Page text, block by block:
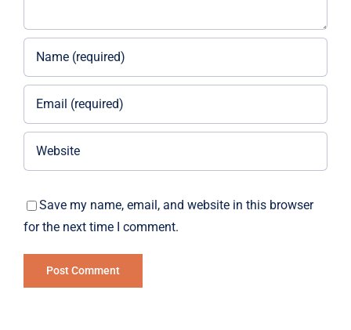
Save my name, email, and website in this browser
for the next time I comment.